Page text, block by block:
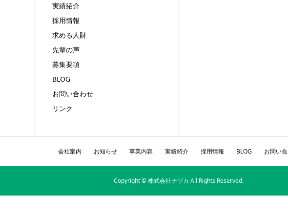
実績紹介
採用情報
求める人財
先輩の声
募集要項
BLOG
お問い合わせ
リンク
会社案内 お知らせ 事業内容 実績紹介 採用情報 BLOG お問い
Copyright © 株式会社テヅカ All Rights Reserved.